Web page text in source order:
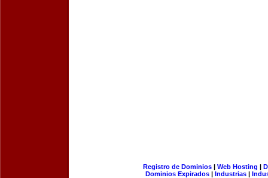
Registro de Dominios| Web Hosting |
Dominios Expirados | Industrias |